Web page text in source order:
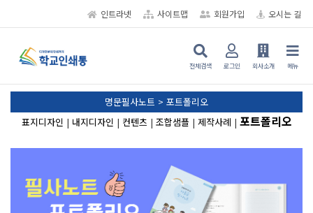
인트라넷 사이트맵 회원가입 오시는 길
전체검색 로그인 회사소개 메뉴
명문필사노트 > 포트폴리오
표지디자인 | 내지디자인 | 컨텐츠 | 조합샘플 | 제작사례 | 포트폴리오